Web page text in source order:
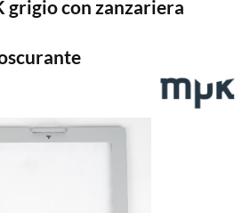
grigio con zanzariera